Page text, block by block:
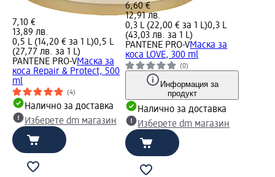
7,10 €
13,89 лв.
0,5 L (14,20 € за 1 L)0,5 L
(27,77 лв. за 1 L)
PANTENE PRO-VМаска за
коса Repair & Protect, 500
ml
(4)
Налично за доставка
Изберете dm магазин
6,60 €
12,91 лв.
0,3 L (22,00 € за 1 L)0,3 L
(43,03 лв. за 1 L)
PANTENE PRO-VМаска за
коса LOVE, 300 ml
(0)
Информация за
продукт
Налично за доставка
Изберете dm магазин